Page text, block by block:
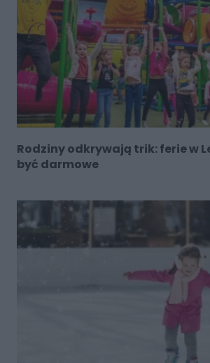
Rodziny odkrywają trik: ferie w
być darmowe